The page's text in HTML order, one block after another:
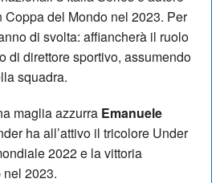
Coppa del Mondo nel 2023. Per
di svolta: affiancherà il ruolo
di direttore sportivo, assumendo
squadra.
maglia azzurra Emanuele
ha all’attivo il tricolore Under
2022 e la vittoria
nel 2023.